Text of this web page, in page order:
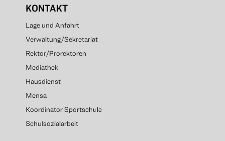
KONTAKT
Lage und Anfahrt
Verwaltung/Sekretariat
Rektor/Prorektoren
Mediathek
Hausdienst
Mensa
Koordinator Sportschule
Schulsozialarbeit